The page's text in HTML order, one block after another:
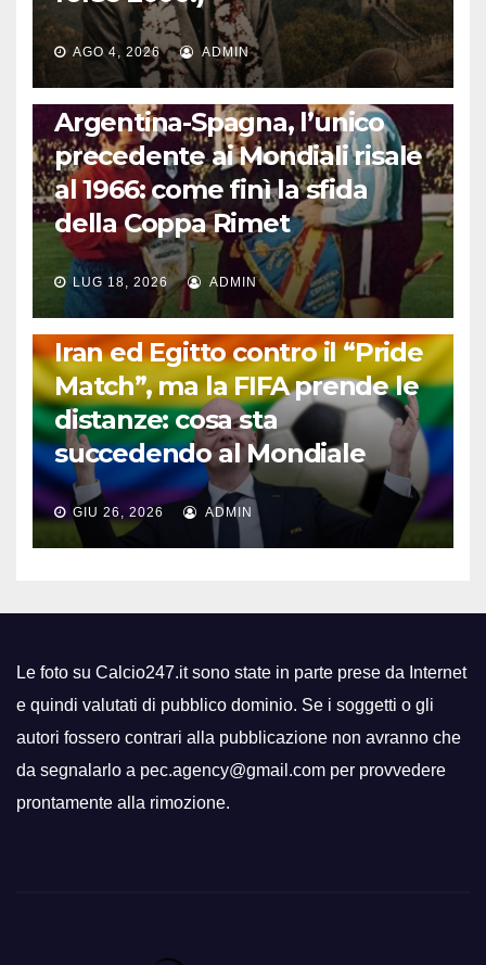
AGO 4, 2026 ADMIN
CALCIO INTERNAZIONALE
Argentina-Spagna, l’unico
precedente ai Mondiali risale
al 1966: come finì la sfida
della Coppa Rimet
LUG 18, 2026 ADMIN
FUORI DAL CAMPO: CALCIO, GOSSIP E NON SOLO
Iran ed Egitto contro il “Pride
Match”, ma la FIFA prende le
distanze: cosa sta
succedendo al Mondiale
GIU 26, 2026 ADMIN
Le foto su Calcio247.it sono state in parte prese da Internet
e quindi valutati di pubblico dominio. Se i soggetti o gli
autori fossero contrari alla pubblicazione non avranno che
da segnalarlo a pec.agency@gmail.com per provvedere
prontamente alla rimozione.